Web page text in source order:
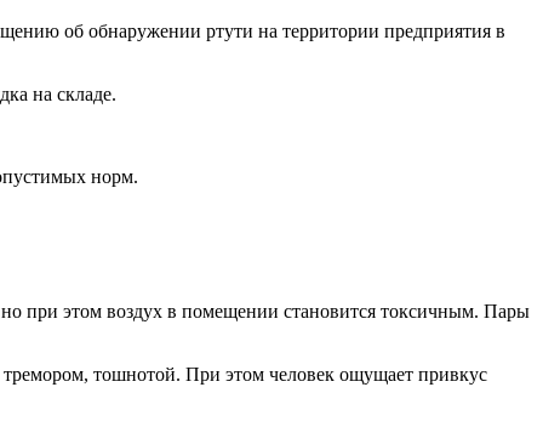
об обнаружении ртути на территории предприятия в
на складе.
норм.
но при этом воздух в помещении становится токсичным. Пары
тошнотой. При этом человек ощущает привкус